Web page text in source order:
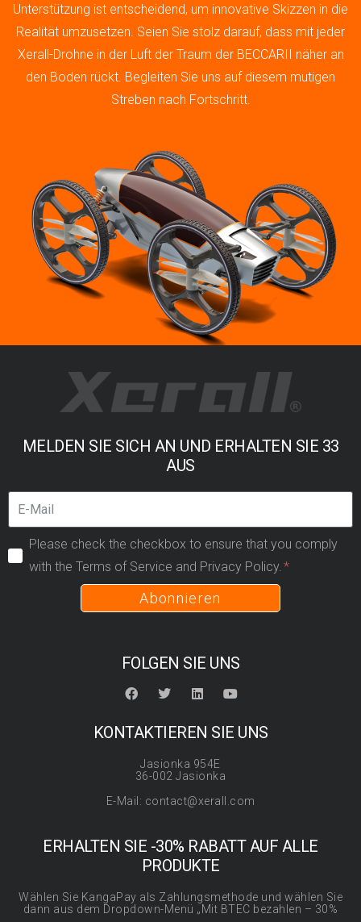
Unterstützung ist entscheidend, um innovative Skizzen in die
Realität umzusetzen. Seien Sie stolz darauf, dass mit jeder
Xerall-Drohne in der Luft der Traum der BECCARII näher an
den Boden rückt. Begleiten Sie uns auf diesem mutigen
Streben nach Fortschritt.
MELDEN SIE SICH AN UND ERHALTEN SIE 33
AUS
Please check the checkbox to ensure that you comply
with the Terms of Service and Privacy Policy.
Abonnieren
FOLGEN SIE UNS
KONTAKTIEREN SIE UNS
Jasionka 954E
36-002 Jasionka
E-Mail: contact@xerall.com
ERHALTEN SIE -30% RABATT AUF ALLE
PRODUKTE
Wählen Sie KangaPay als Zahlungsmethode und wählen Sie
dann aus dem Dropdown-Menü „Mit BTEC bezahlen – 30%